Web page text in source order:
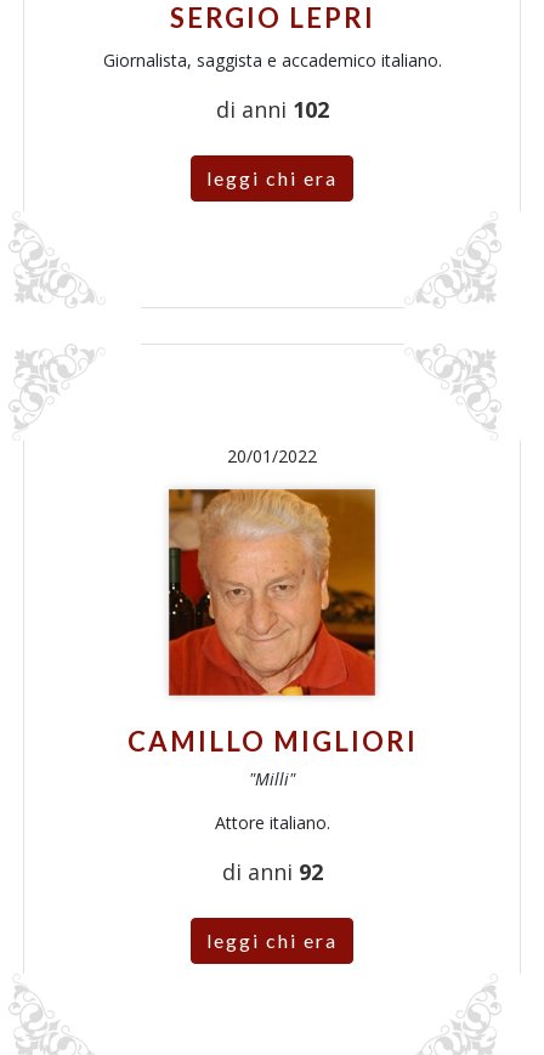
SERGIO LEPRI
Giornalista, saggista e accademico italiano.
di anni 102
leggi chi era
20/01/2022
CAMILLO MIGLIORI
"Milli"
Attore italiano.
di anni 92
leggi chi era